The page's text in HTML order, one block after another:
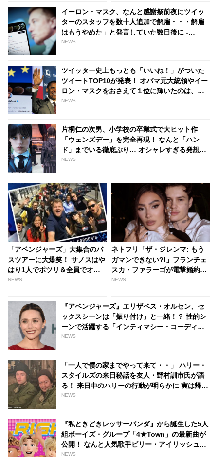
tvgroove
イーロン・マスク、なんと感謝祭前夜にツイッ
ターのスタッフを数十人追加で解雇・・・解雇
はもうやめた」と発言していた数日後に -
tvgroove
NEWS
ツイッター史上もっとも「いいね！」がついた
ツイートTOP10が発表！ オバマ元大統領やイー
ロン・マスクをおさえて１位に輝いたのは、あ
の人気俳優の訃報 - tvgroove
NEWS
片桐仁の次男、小学校の卒業式で大ヒット作
「ウェンズデー」を完全再現！ なんと「ハン
ド」までいる徹底ぶり… オシャレすぎる発想＆
最高の祝い方に「一番イケてる卒業生」「さす
NEWS
「アベンジャーズ」大集合のバ
スツアーに大爆笑！ サノスはや
はり1人でポツリ＆全員でオモ
シロ替え歌を歌わされる[動画あ
NEWS
ネトフリ「ザ・ジレンマ: もう
ガマンできない?!」フランチェ
スカ・ファラーゴが電撃婚約！
お相手はトランスジェンダーの
tvgroove
NEWS
『アベンジャーズ』エリザベス・オルセン、セ
ックスシーンは「振り付け」と一緒！？ 性的シ
ーンで活躍する「インティマシー・コーディネ
ーター」の重要性についても語る - tvgroove
NEWS
「一人で僕の家までやって来て・・」 ハリー・
スタイルズの来日秘話を友人・野村訓市氏が語
る！ 来日中のハリーの行動が明らかに 実は帰国
時「カエリタクナイ」と駄々をこねていた…？ -
NEWS
『私ときどきレッサーパンダ』から誕生した5人
組ボーイズ・グループ「4★Town」の最新曲が
公開！ なんと人気歌手ビリー・アイリッシュ＆
兄フィニアスが楽曲を担当… 日本版では
NEWS